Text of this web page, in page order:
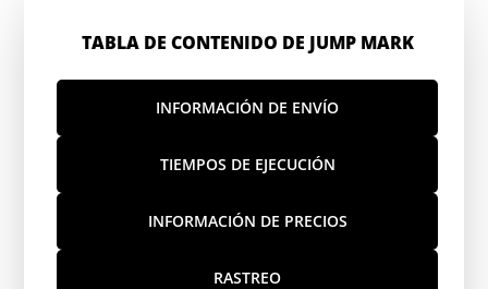
TABLA DE CONTENIDO DE JUMP MARK
INFORMACIÓN DE ENVÍO
TIEMPOS DE EJECUCIÓN
INFORMACIÓN DE PRECIOS
RASTREO